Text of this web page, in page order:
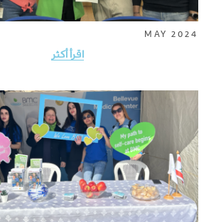
MAY 2024
اقرأ أكثر